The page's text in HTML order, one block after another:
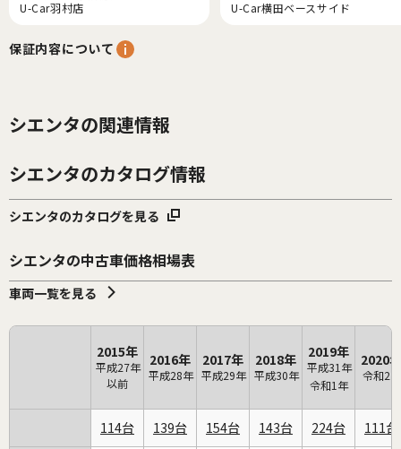
U-Car羽村店
U-Car横田ベースサイド
保証内容について
シエンタの関連情報
シエンタのカタログ情報
シエンタのカタログを見る
シエンタの中古車価格相場表
車両一覧を見る
2015年
平成27年
以前
2016年
平成28年
2017年
平成29年
2018年
平成30年
2019年
平成31年
令和1年
2020年
令和2年
114 139 154 143 224 111